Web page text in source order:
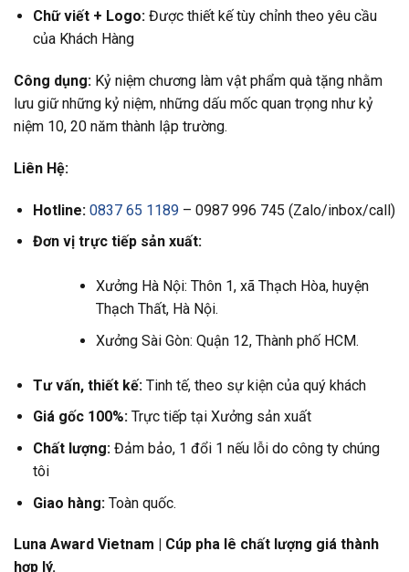
Chữ viết + Logo: Được thiết kế tùy chỉnh theo yêu cầu
của Khách Hàng
Công dụng: Kỷ niệm chương làm vật phẩm quà tặng nhằm
lưu giữ những kỷ niệm, những dấu mốc quan trọng như kỷ
niệm 10, 20 năm thành lập trường.
Liên Hệ:
Hotline: 0837 65 1189– 0987 996 745 (Zalo/inbox/call)
Đơn vị trực tiếp sản xuất:
Xưởng Hà Nội: Thôn 1, xã Thạch Hòa, huyện
Thạch Thất, Hà Nội.
Xưởng Sài Gòn: Quận 12, Thành phố HCM.
Tư vấn, thiết kế: Tinh tế, theo sự kiện của quý khách
Giá gốc 100%: Trực tiếp tại Xưởng sản xuất
Chất lượng: Đảm bảo, 1 đổi 1 nếu lỗi do công ty chúng
tôi
Giao hàng: Toàn quốc.
Luna Award Vietnam | Cúp pha lê chất lượng giá thành
hợp lý.